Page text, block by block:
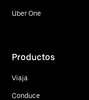
Uber One
Productos
Viaja
Conduce